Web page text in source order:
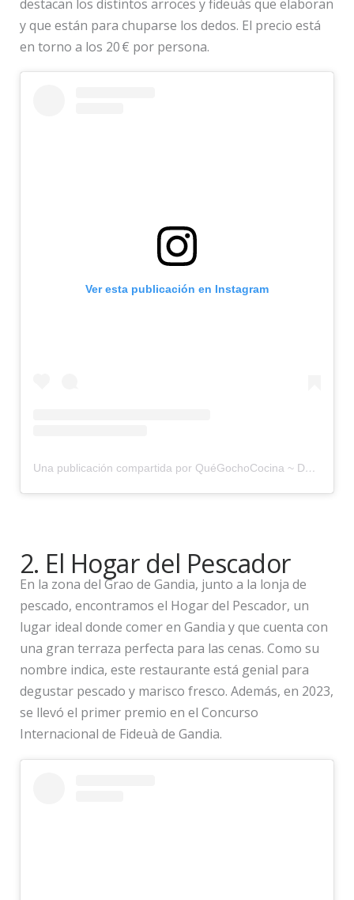
destacan los distintos arroces y fideuàs que elaboran
y que están para chuparse los dedos. El precio está
en torno a los 20 € por persona.
Ver esta publicación en Instagram
Una publicación compartida por QuéGochoCocina ~ Dave&Mina (@quegochococina)
2. El Hogar del Pescador
En la zona del Grao de Gandia, junto a la lonja de
pescado, encontramos el Hogar del Pescador, un
lugar ideal donde comer en Gandia y que cuenta con
una gran terraza perfecta para las cenas. Como su
nombre indica, este restaurante está genial para
degustar pescado y marisco fresco. Además, en 2023,
se llevó el primer premio en el Concurso
Internacional de Fideuà de Gandia.